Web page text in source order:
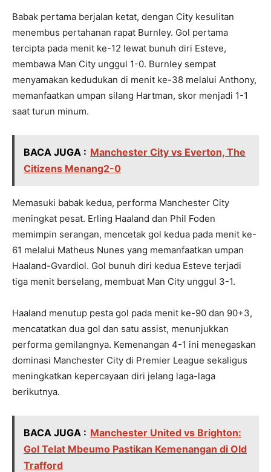
Babak pertama berjalan ketat, dengan City kesulitan
menembus pertahanan rapat Burnley. Gol pertama
tercipta pada menit ke-12 lewat bunuh diri Esteve,
membawa Man City unggul 1-0. Burnley sempat
menyamakan kedudukan di menit ke-38 melalui Anthony,
memanfaatkan umpan silang Hartman, skor menjadi 1-1
saat turun minum.
BACA JUGA : Manchester City vs Everton, The
Citizens Menang2-0
Memasuki babak kedua, performa Manchester City
meningkat pesat. Erling Haaland dan Phil Foden
memimpin serangan, mencetak gol kedua pada menit ke-
61 melalui Matheus Nunes yang memanfaatkan umpan
Haaland-Gvardiol. Gol bunuh diri kedua Esteve terjadi
tiga menit berselang, membuat Man City unggul 3-1.
Haaland menutup pesta gol pada menit ke-90 dan 90+3,
mencatatkan dua gol dan satu assist, menunjukkan
performa gemilangnya. Kemenangan 4-1 ini menegaskan
dominasi Manchester City di Premier League sekaligus
meningkatkan kepercayaan diri jelang laga-laga
berikutnya.
BACA JUGA : Manchester United vs Brighton:
Gol Telat Mbeumo Pastikan Kemenangan di Old
Trafford